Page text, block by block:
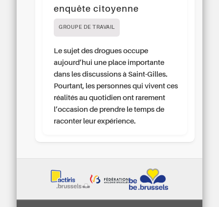
enquête citoyenne
GROUPE DE TRAVAIL
Le sujet des drogues occupe
aujourd’hui une place importante
dans les discussions à Saint-Gilles.
Pourtant, les personnes qui vivent ces
réalités au quotidien ont rarement
l’occasion de prendre le temps de
raconter leur expérience.